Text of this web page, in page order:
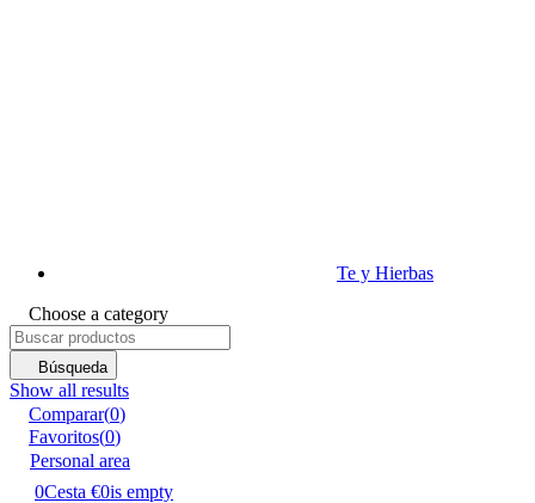
Te y Hierbas
Choose a category
Búsqueda
Show all results
Comparar(0)
Favoritos(0)
Personal area
0Cesta €0is empty